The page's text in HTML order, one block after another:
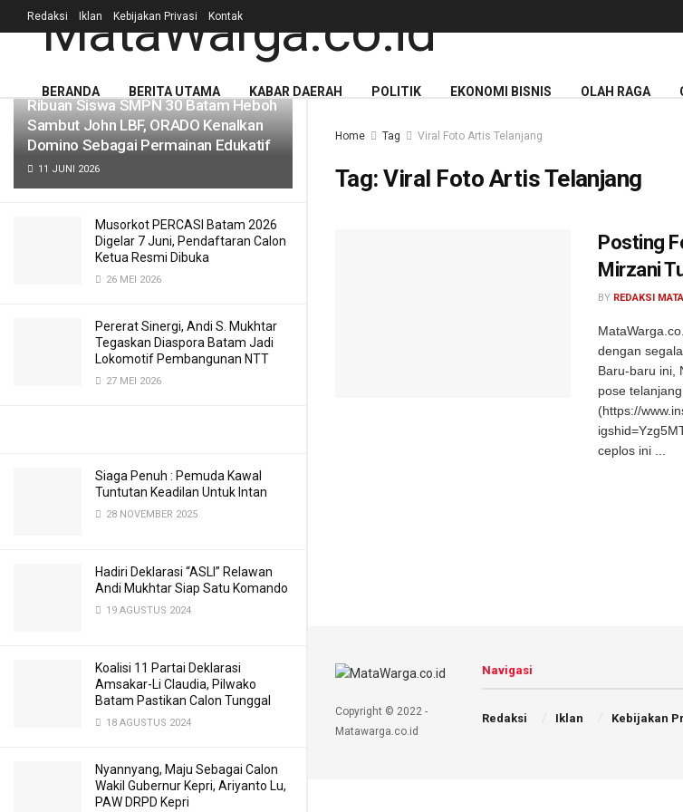
LATEST TRENDING
Ribuan Siswa SMPN 30 Batam Heboh
Sambut John LBF, ORADO Kenalkan
Domino Sebagai Permainan Edukatif
11 JUNI 2026
Musorkot PERCASI Batam 2026
Digelar 7 Juni, Pendaftaran Calon
Ketua Resmi Dibuka
26 MEI 2026
Pererat Sinergi, Andi S. Mukhtar
Tegaskan Diaspora Batam Jadi
Lokomotif Pembangunan NTT
27 MEI 2026
Siaga Penuh : Pemuda Kawal
Tuntutan Keadilan Untuk Intan
28 NOVEMBER 2025
Hadiri Deklarasi “ASLI” Relawan
Andi Mukhtar Siap Satu Komando
19 AGUSTUS 2024
Koalisi 11 Partai Deklarasi
Amsakar-Li Claudia, Pilwako
Batam Pastikan Calon Tunggal
18 AGUSTUS 2024
Nyannyang, Maju Sebagai Calon
Wakil Gubernur Kepri, Ariyanto Lu,
PAW DRPD Kepri
Redaksi Iklan Kebijakan Privasi Kontak
BERANDA BERITA UTAMA KABAR DAERAH POLITIK EKONOMI BISNIS OLAH RAGA
Home Tag Viral Foto Artis Telanjang
Tag:Viral Foto Artis Telanjang
Posting
Mirzani
BY REDAKSI
dengan
Baru-baru ini,
pose
(https://
ceplos ini ...
Copyright © 2022 -
Matawarga.co.id
Navigasi
Redaksi Iklan Kebijakan